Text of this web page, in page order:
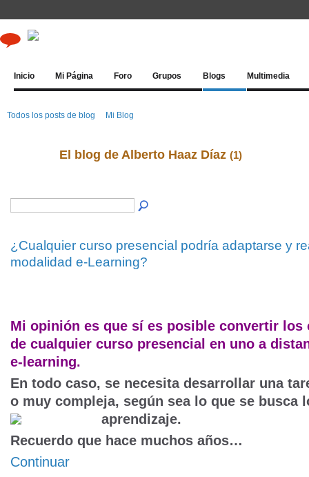
Inicio Mi Página Foro Grupos Blogs Multimedia
Todos los posts de blog Mi Blog
El blog de Alberto Haaz Díaz (1)
¿Cualquier curso presencial podría adaptarse y
modalidad e-Learning?
Mi opinión es que sí es posible convertir los
de cualquier curso presencial en uno a
e-learning.
En todo caso, se necesita desarrollar una
o muy compleja, según sea lo que se busca
aprendizaje.
Recuerdo que hace muchos años…
Continuar